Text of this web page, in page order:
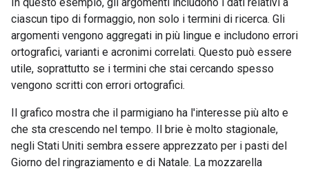
ciascun tipo di formaggio, non solo i termini di ricerca. Gli
argomenti vengono aggregati in più lingue e includono errori
ortografici, varianti e acronimi correlati. Questo può essere
utile, soprattutto se i termini che stai cercando spesso
vengono scritti con errori ortografici.
Il grafico mostra che il parmigiano ha l'interesse più alto e
che sta crescendo nel tempo. Il brie è molto stagionale,
negli Stati Uniti sembra essere apprezzato per i pasti del
Giorno del ringraziamento e di Natale. La mozzarella